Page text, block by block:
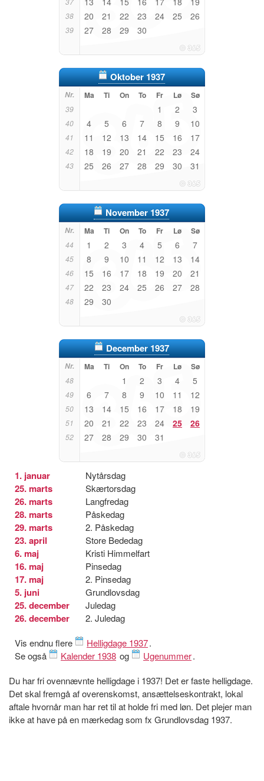
38 20 21 22 23 24 25 26
39 27 28 29 30
Oktober 1937
Nr. Ma Ti On To Fr Lø Sø
39 1 2 3
40 4 5 6 7 8 9 10
41 11 12 13 14 15 16 17
42 18 19 20 21 22 23 24
43 25 26 27 28 29 30 31
November 1937
Nr. Ma Ti On To Fr Lø Sø
44 1 2 3 4 5 6 7
45 8 9 10 11 12 13 14
46 15 16 17 18 19 20 21
47 22 23 24 25 26 27 28
48 29 30
December 1937
Nr. Ma Ti On To Fr Lø Sø
48 1 2 3 4 5
49 6 7 8 9 10 11 12
50 13 14 15 16 17 18 19
51 20 21 22 23 24 25 26
52 27 28 29 30 31
1. januar Nytårsdag
25. marts Skærtorsdag
26. marts Langfredag
28. marts Påskedag
29. marts 2. Påskedag
23. april Store Bededag
6. maj Kristi Himmelfart
16. maj Pinsedag
17. maj 2. Pinsedag
5. juni Grundlovsdag
25. december Juledag
26. december
2. Juledag
Vis endnu flere
Helligdage 1937.
Se også
Kalender 1938 og Ugenummer.
Du har fri ovennævnte helligdage i 1937! Det er faste helligdage.
Det skal fremgå af overenskomst, ansættelseskontrakt, lokal
aftale hvornår man har ret til at holde fri med løn. Det plejer man
ikke at have på en mærkedag som fx Grundlovsdag 1937.